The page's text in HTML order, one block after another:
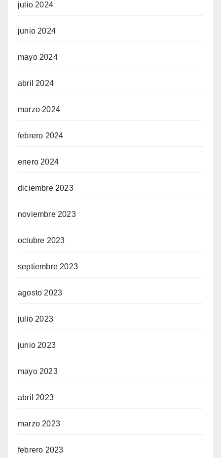
julio 2024
junio 2024
mayo 2024
abril 2024
marzo 2024
febrero 2024
enero 2024
diciembre 2023
noviembre 2023
octubre 2023
septiembre 2023
agosto 2023
julio 2023
junio 2023
mayo 2023
abril 2023
marzo 2023
febrero 2023